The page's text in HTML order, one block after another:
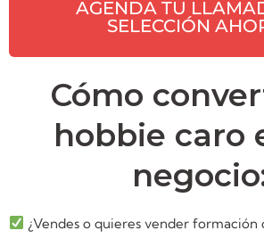
AGENDA TU
SELECCIÓN
Cómo
hobbie caro
¿Vendes o quieres vender formación